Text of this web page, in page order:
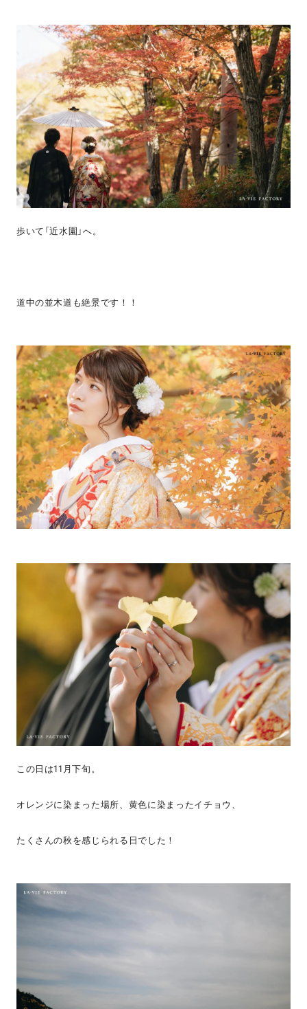
歩いて「近水園」へ。
道中の並木道も絶景です！！
この日は11月下旬。
オレンジに染まった場所、黄色に染まったイチョウ、
たくさんの秋を感じられる日でした！